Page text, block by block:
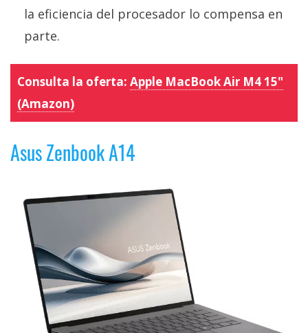
la eficiencia del procesador lo compensa en
parte.
Consulta la oferta: Apple MacBook Air M4 15"
(Amazon)
Asus Zenbook A14